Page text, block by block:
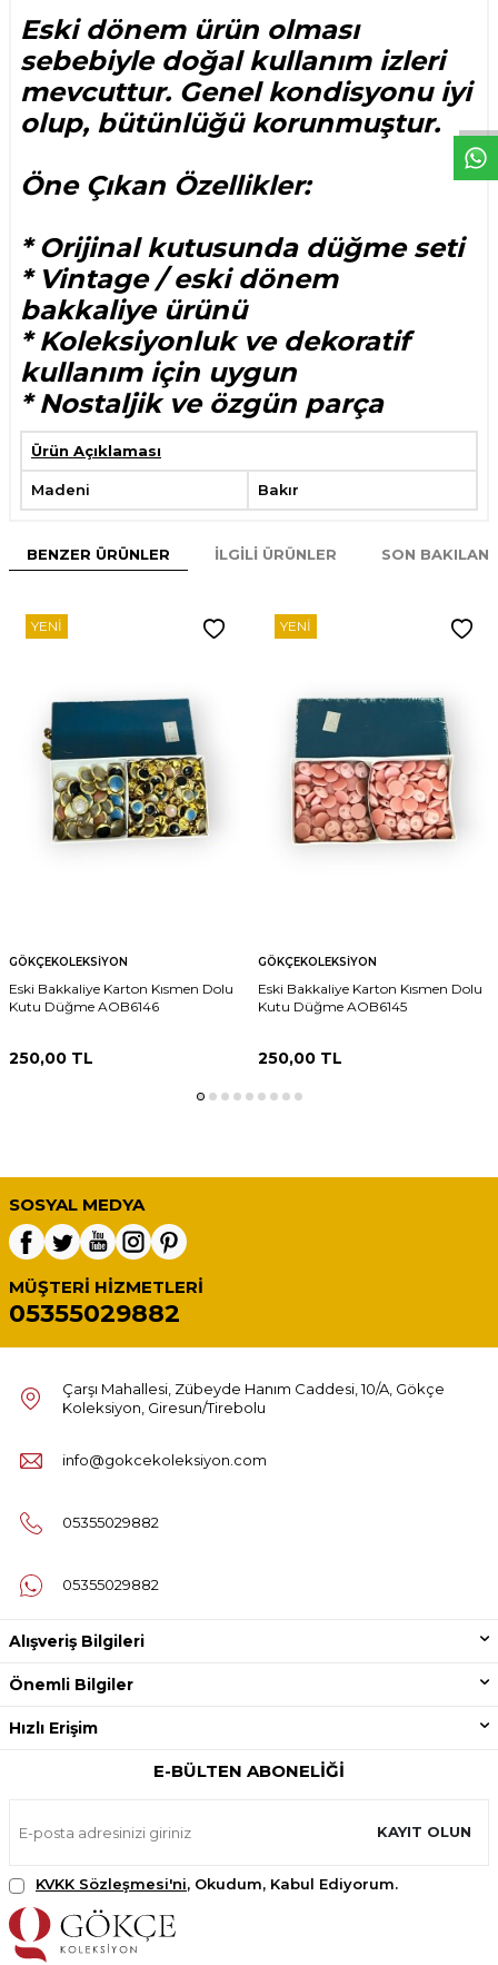
W
h
t
s
p
p
D
e
s
e
H
a
t
t
Eski dönem ürün olması
sebebiyle doğal kullanım izleri
mevcuttur. Genel kondisyonu iyi
olup, bütünlüğü korunmuştur.
Öne Çıkan Özellikler:
* Orijinal kutusunda düğme seti
* Vintage / eski dönem
bakkaliye ürünü
* Koleksiyonluk ve dekoratif
kullanım için uygun
* Nostaljik ve özgün parça
Ürün Açıklaması
Madeni Bakır
BENZER ÜRÜNLER İLGILI ÜRÜNLER SON
YENI
GÖKÇEKOLEKSIYON
Eski Bakkaliye Karton Kısmen Dolu
Kutu Düğme AOB6146
250,00 TL
YENI
GÖKÇEKOLEKSIYON
Eski Bakkaliye Karton Kısmen Dolu
Kutu Düğme AOB6145
250,00TL
SOSYAL MEDYA
MÜŞTERI HIZMETLERI
05355029882
Çarşı Mahallesi, Zübeyde Hanım Caddesi, 10/A, Gökçe
Koleksiyon, Giresun/Tirebolu
info@gokcekoleksiyon.com
05355029882
05355029882
Alışveriş Bilgileri
Önemli Bilgiler
Hızlı Erişim
E-BÜLTEN ABONELIĞI
KAYIT OLUN
KVKK Sözleşmesi'ni, Okudum, Kabul Ediyorum.